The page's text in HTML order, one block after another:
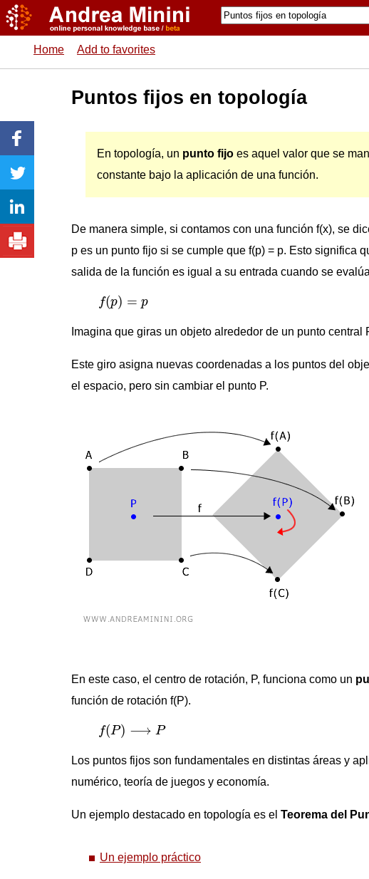
Home Add to favorites
Puntos fijos en topología
En topología, un punto fijo es aquel valor que se
constante bajo la aplicación de una función.
De manera simple, si contamos con una función f(x), se
p es un punto fijo si se cumple que f(p) = p. Esto significa
salida de la función es igual a su entrada cuando se
f(p) = p
f( p)
Imagina que giras un objeto alrededor de un punto central
Este giro asigna nuevas coordenadas a los puntos del
el espacio, pero sin cambiar el punto P.
En este caso, el centro de rotación, P, funciona como un
función de rotación f(P).
f(P) ⟶ P
f(P)
Los puntos fijos son fundamentales en distintas áreas y
numérico, teoría de juegos y economía.
Un ejemplo destacado en topología es el Teorema del
Un ejemplo práctico